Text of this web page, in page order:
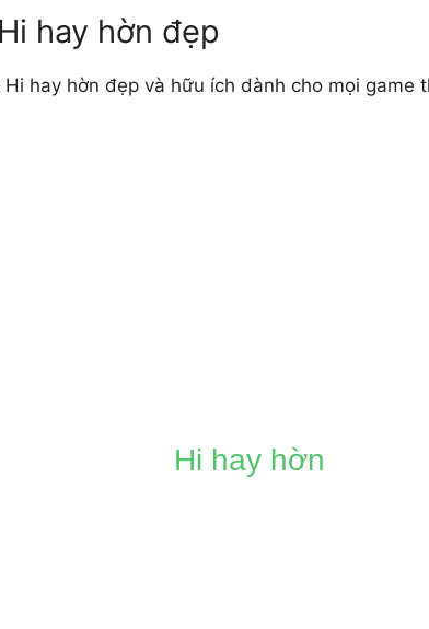
hay hờn đẹp
hay hờn đẹp và hữu ích dành cho mọi